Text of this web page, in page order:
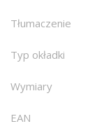
Tłumaczenie
Typ okładki
Wymiary
EAN